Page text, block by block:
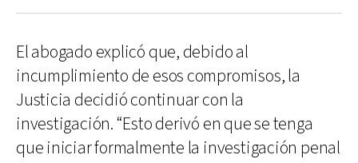
El abogado explicó que, debido al
incumplimiento de esos compromisos, la
Justicia decidió continuar con la
investigación. “Esto derivó en que se tenga
que iniciar formalmente la investigación penal